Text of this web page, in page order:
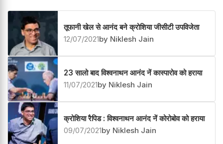
तूफानी खेल से आनंद बने क्रोशिया जीसीटी उपविजेता
12/07/2021by Niklesh Jain
23 सालो बाद विश्वनाथन आनंद नें कास्पारोव को हराया
11/07/2021by Niklesh Jain
क्रोशिया रैपिड : विश्वनाथन आनंद नें कोरोबोव को हराया
09/07/2021by Niklesh Jain